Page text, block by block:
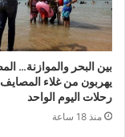
بين البحر والموازنة…
يهربون من غلاء
رحلات اليوم الواحد
منذ 18 ساعة